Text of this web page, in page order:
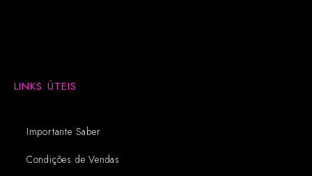
LINKS ÚTEIS
Importante Saber
Condições de Vendas